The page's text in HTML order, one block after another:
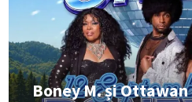
Boney M. și